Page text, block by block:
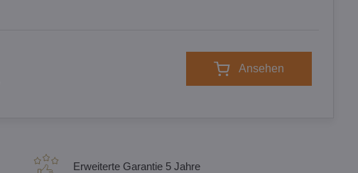
Ansehen
Erweiterte Garantie 5 Jahre